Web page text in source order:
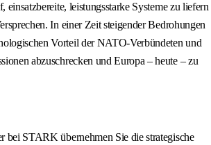
einsatzbereite, leistungsstarke Systeme zu liefern
In einer Zeit steigender Bedrohungen
Vorteil der NATO-Verbündeten und
abzuschrecken und Europa – heute – zu
bei STARK übernehmen Sie die strategische